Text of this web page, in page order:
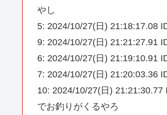
やし
5: 2024/10/27(日) 21:18:17.08
9: 2024/10/27(日) 21:21:27.91
6: 2024/10/27(日) 21:19:10.91
7: 2024/10/27(日) 21:20:03.36
10: 2024/10/27(日)
でお釣りがくるやろ